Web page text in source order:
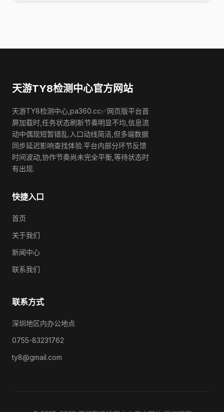
天游TY8检测中心官方网站
天游TY8检测中心,pa360.cc✅网页版平台首
屏加载时,任务状态刷新节奏明显不均,信息流
动中偶现短暂错乱.入口动线简洁,但多端数据
同步延迟影响查找体验.平台内部分环节反馈
时间波动,协作节奏尚未完全平衡,等待状态时
有出现.
快捷入口
首页
关于我们
新闻中心
联系我们
联系方式
深圳地区内办公地点
0755-83231762
ty8@gmail.com